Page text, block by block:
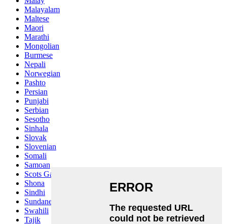
Malayalam
Maltese
Maori
Marathi
Mongolian
Burmese
Nepali
Norwegian
Pashto
Persian
Punjabi
Serbian
Sesotho
Sinhala
Slovak
Slovenian
Somali
Samoan
Scots Gaelic
Shona
Sindhi
Sundanese
Swahili
Tajik